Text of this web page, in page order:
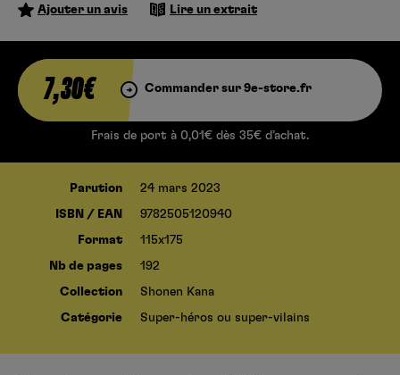
Ajouter un avis Lire un extrait
7,30€ Commander sur 9e-store.fr
Frais de port à 0,01€ dès 35€ d’achat.
Parution 24 mars 2023
ISBN / EAN 9782505120940
Format 115x175
Nb de pages 192
Collection Shonen Kana
Catégorie Super-héros ou super-vilains